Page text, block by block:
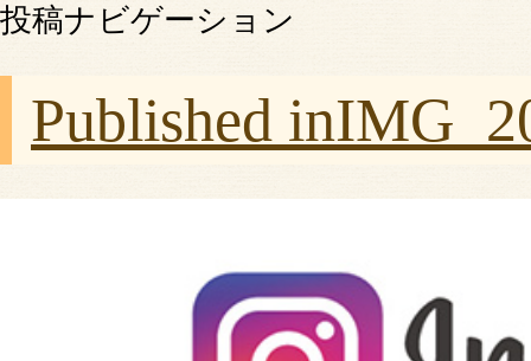
投稿ナビゲーション
Published in